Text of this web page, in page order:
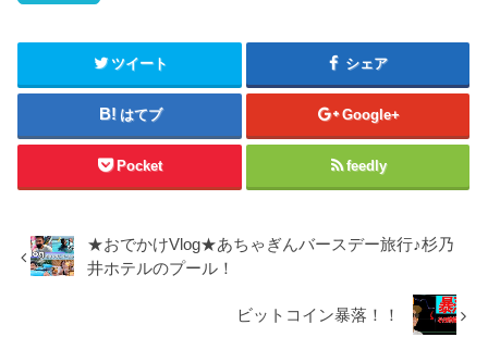
ツイート シェア
はてブ Google+
Pocket feedly
★おでかけVlog★あちゃぎんバースデー旅行♪杉乃
井ホテルのプール！
ビットコイン暴落！！